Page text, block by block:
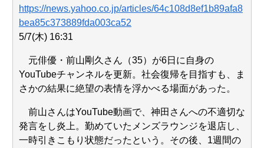
【画像】 「キム兄」こと芸人・木村祐一さん（63歳）、最
新の松本人志さんとのツーショットが完全に別人だとネット
騒然！ 「マジで誰かわからん」...
【続報】三山凌輝、花乃まりあと懲りずに密会継続→ガル
【物議】板倉滉”年収7億円”報道にガル民騒然→トピ乱立に
「もういい」の声もｗｗｗ NEW!
元AKB社長、22億円申告漏れ 乃木坂46運営会社の株式を
パチンコ京楽産業に譲渡【ノース・リバー】【窪田康志】
元AKB社長、22億円申告漏れ 乃木坂46運営会社の株式を
パチンコ京楽産業に譲渡【ノース・リバー】【窪田康志】
https://news.yahoo.co.jp/articles/64c108d8ef1b89afa8
bea85c373889fda003ca52
5/7(木) 16:31
元俳優・前山剛久さん（35）が6日に自身の
YouTubeチャンネルを更新。社会復帰を目指すも、ま
さかの結果に絶望の表情を浮かべる場面があった。
前山さんはYouTube動画で、神田さんへの不適切な
発言をし炎上。勤めていたメンズラウンジを退店し、
一時引きこもり状態だったという。その後、1週間の